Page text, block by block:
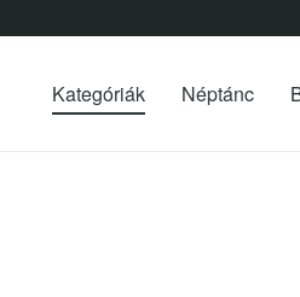
Kategóriák Néptánc